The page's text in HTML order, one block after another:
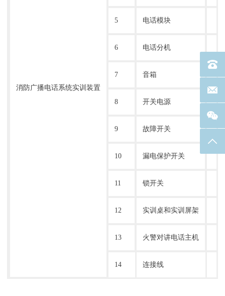
消防广播电话系统实训装置
5 电话模块
6 电话分机
7 音箱
8 开关电源
9 故障开关
10 漏电保护开关
11 锁开关
12 实训桌和实训屏架
13 火警对讲电话主机
14 连接线
电话
联系
返回